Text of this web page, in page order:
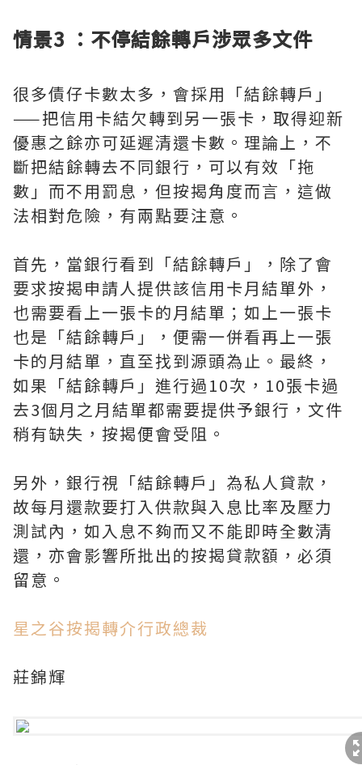
情景3 ：不停結餘轉戶涉眾多文件
很多債仔卡數太多，會採用「結餘轉戶」
——把信用卡結欠轉到另一張卡，取得迎新
優惠之餘亦可延遲清還卡數。理論上，不
斷把結餘轉去不同銀行，可以有效「拖
數」而不用罰息，但按揭角度而言，這做
法相對危險，有兩點要注意。
首先，當銀行看到「結餘轉戶」，除了會
要求按揭申請人提供該信用卡月結單外，
也需要看上一張卡的月結單；如上一張卡
也是「結餘轉戶」，便需一併看再上一張
卡的月結單，直至找到源頭為止。最終，
如果「結餘轉戶」進行過10次，10張卡過
去3個月之月結單都需要提供予銀行，文件
稍有缺失，按揭便會受阻。
另外，銀行視「結餘轉戶」為私人貸款，
故每月還款要打入供款與入息比率及壓力
測試內，如入息不夠而又不能即時全數清
還，亦會影響所批出的按揭貸款額，必須
留意。
星之谷按揭轉介行政總裁
莊錦輝